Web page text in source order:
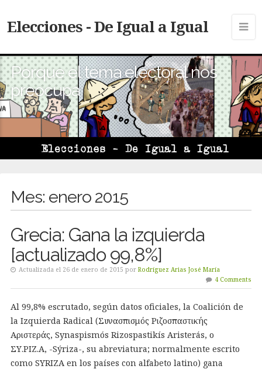
Elecciones - De Igual a Igual
Porque el tema electoral nos
preocupa
Mes: enero 2015
Grecia: Gana la izquierda
[actualizado 99,8%]
Actualizada el 26 de enero de 2015 por Rodríguez Arias José María
4 Comments
Al 99,8% escrutado, según datos oficiales, la Coalición de
la Izquierda Radical (Συνασπισμός Ριζοσπαστικής
Αριστεράς, Synaspismós Rizospastikís Aristerás, o
ΣΥ.ΡΙΖ.Α, -Sýriza-, su abreviatura; normalmente escrito
como SYRIZA en los países con alfabeto latino) gana